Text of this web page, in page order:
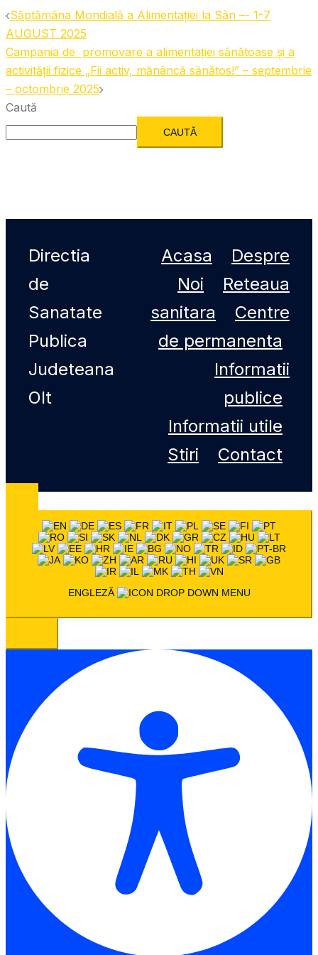
Săptămâna Mondială a Alimentației la Sân –- 1-7
AUGUST 2025
Campania de promovare a alimentației sănătoase și a
activității fizice „Fii activ, mănâncă sănătos!” – septembrie
– octombrie 2025
Caută
CAUTĂ
Directia
de
Sanatate
Publica
Judeteana
Olt
Acasa
Despre
Noi
Reteaua
sanitara
Centre
de permanenta
Informatii
publice
Informatii utile
Stiri
Contact
ENGLEZĂ